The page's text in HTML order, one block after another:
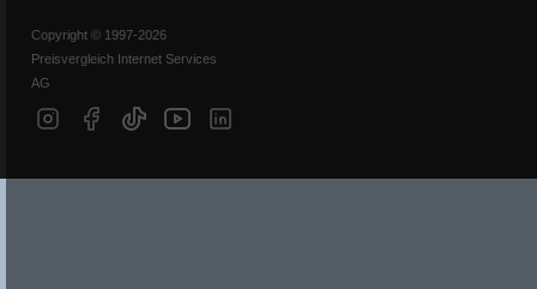
Copyright © 1997-2026
Preisvergleich Internet Services
AG